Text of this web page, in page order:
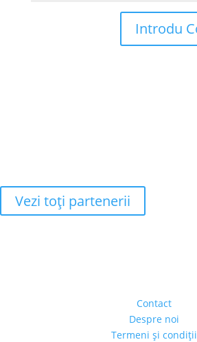
Vezi toţi partenerii
Contact
Despre noi
Termeni şi condiţii